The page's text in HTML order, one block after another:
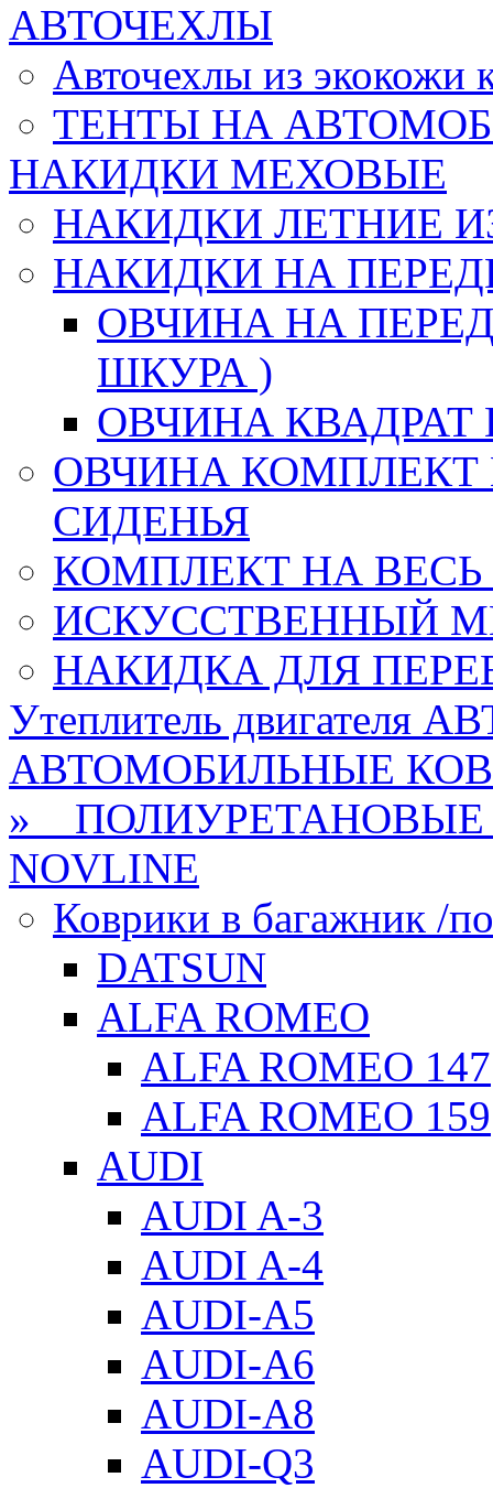
АВТОЧЕХЛЫ
Авточехлы из
ТЕНТЫ НА
НАКИДКИ МЕХОВЫЕ
НАКИДКИ ЛЕТНИЕ
НАКИДКИ НА
ОВЧИНА НА
ШКУРА )
ОВЧИНА КВАДРАТ
ОВЧИНА КОМПЛЕКТ
СИДЕНЬЯ
КОМПЛЕКТ НА
ИСКУССТВЕННЫЙ
НАКИДКА ДЛЯ
Утеплитель двигателя
АВТОМОБИЛЬНЫЕ
» ПОЛИУРЕТАНОВЫЕ
NOVLINE
Коврики в багажник /
DATSUN
ALFA ROMEO
ALFA ROMEO 147
ALFA ROMEO 159
AUDI
AUDI A-3
AUDI A-4
AUDI-A5
AUDI-A6
AUDI-A8
AUDI-Q3